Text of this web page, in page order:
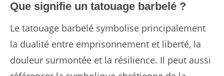
Que signifie un tatouage barbelé ?
Le tatouage barbelé symbolise principalement
la dualité entre emprisonnement et liberté, la
douleur surmontée et la résilience. Il peut aussi